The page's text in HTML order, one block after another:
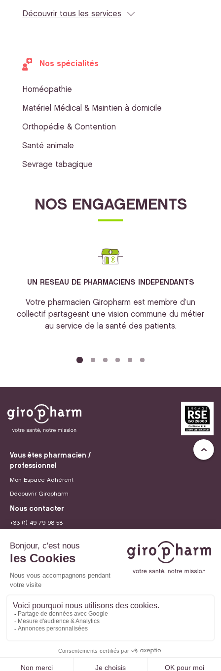
Découvrir tous les services
Nos spécialités
Homéopathie
Matériel Médical & Maintien à domicile
Orthopédie & Contention
Santé animale
Sevrage tabagique
NOS ENGAGEMENTS
UN RESEAU DE PHARMACIENS INDEPENDANTS
Votre pharmacien Giropharm est membre d’un
collectif partageant une vision commune du métier
au service de la santé des patients.
Vous êtes pharmacien /
professionnel
Mon Espace Adhérent
Découvrir Giropharm
Nous contacter
+33 (1) 49 79 98 58
Recrutement
Politique de confidentialité
Site internet créé par